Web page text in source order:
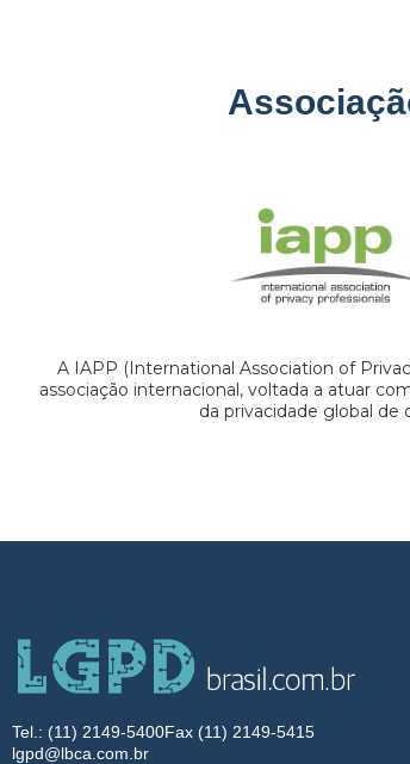
A IAPP (International Association of
associação internacional, voltada a atuar
da privacidade global de
Tel.: (11) 2149-5400Fax (11) 2149-5415
lgpd@lbca.com.br